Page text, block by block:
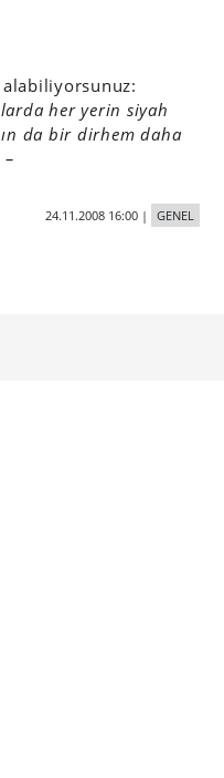
her yerin siyah
da bir dirhem daha
24.11.2008 16:00| GENEL